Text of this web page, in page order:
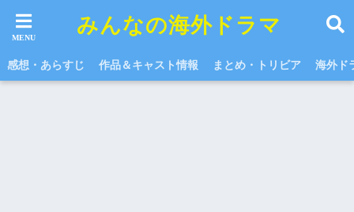
みんなの海外ドラマ
感想・あらすじ 作品＆キャスト情報 まとめ・トリビア 海外ド